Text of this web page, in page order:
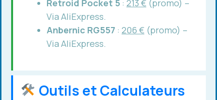
Retroid Pocket 5 : 213 € (promo) –
Via AliExpress.
Anbernic RG557 : 206 € (promo) –
Via AliExpress.
Outils et Calculateurs